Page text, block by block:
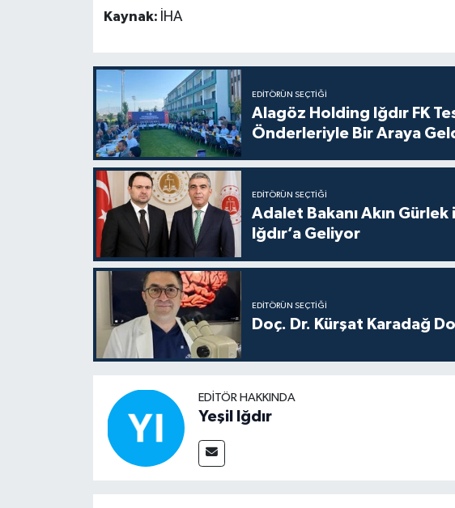
Kaynak: İHA
EDITÖRÜN SEÇTIĞI
Alagöz Holding Iğdır FK
Önderleriyle Bir Araya
EDITÖRÜN SEÇTIĞI
Adalet Bakanı Akın
Iğdır’a Geliyor
EDITÖRÜN SEÇTIĞI
Doç. Dr. Kürşat Karadağ
EDITÖR HAKKINDA
Yeşil Iğdır